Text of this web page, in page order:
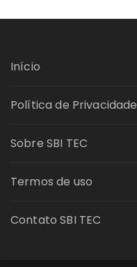
Início
Política de Privacidade
Sobre SBI TEC
Termos de uso
Contato SBI TEC